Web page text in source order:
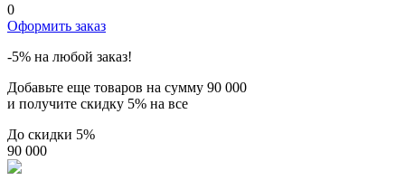
0
Оформить заказ
-5% на любой заказ!
Добавьте еще товаров на сумму 90 000
и получите скидку 5% на все
До скидки 5%
90 000